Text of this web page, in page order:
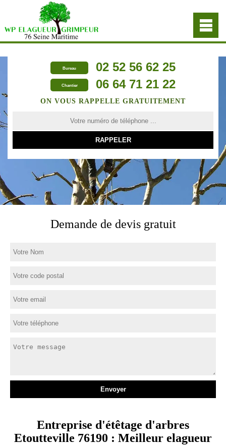
Bureau 02 52 56 62 25
Chantier 06 64 71 21 22
ON VOUS RAPPELLE GRATUITEMENT
Demande de devis gratuit
Entreprise d'étêtage d'arbres
Etoutteville 76190 : Meilleur elagueur